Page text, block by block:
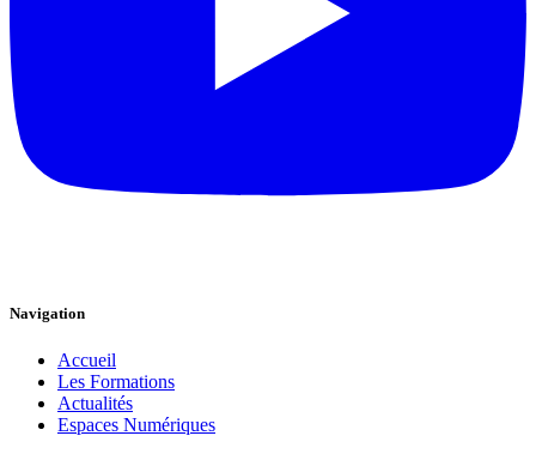
Navigation
Accueil
Les Formations
Actualités
Espaces Numériques